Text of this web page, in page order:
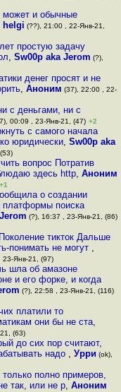
может и обычные
helgi (??), 21:00 , 22-Янв-21,
простую задачу
, Sw00p aka Jerom (?),
денег просят и не
,Аноним (37), 22:00 , 22-
с деньгами, ни с
00:09 , 23-Янв-21, (47) +2
с самого начала
юридически, Sw00p aka
вопрос Потратив
здесь http,Аноним
+1
о создании
платформы поиска
(?), 16:37 , 23-Янв-21, (86)
тикток Дальше
понимать не могут ,
23-Янв-21, (97)
шла об амазоне
и его форке, и когда
(?), 22:58 , 23-Янв-21, (116)
платили то
они бы не ста,
(63)
до сих пор считают,
надо ,Урри (ok),
полно примеров,
так, или не р, Аноним